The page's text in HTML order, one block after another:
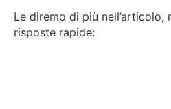
Le diremo di più nell’articolo,
risposte rapide: